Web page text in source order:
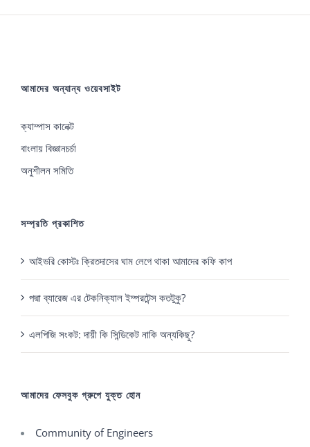
আমাদের অন্যান্য ওয়েবসাইট
ক্যাম্পাস কানেক্ট
বাংলায় বিজ্ঞানচর্চা
অনুশীলন সমিতি
সম্প্রতি প্রকাশিত
আইভরি কোস্টঃ ক্রিতদাসের ঘাম লেগে থাকা আমাদের কফি কাপ
পদ্মা ব্যারেজ এর টেকনিক্যাল ইম্পরটেন্স কতটুকু?
এলপিজি সংকট: দায়ী কি সিন্ডিকেট নাকি অন্যকিছু?
আমাদের ফেসবুক গ্রুপে যুক্ত হোন
Community of Engineers